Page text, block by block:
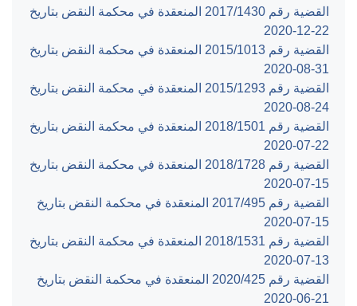
القضية رقم ‎1430‏/‎2017‏ المنعقدة في محكمة النقض بتاريخ
‎2020-12-22‏
القضية رقم ‎1013‏/‎2015‏ المنعقدة في محكمة النقض بتاريخ
‎2020-08-31‏
القضية رقم ‎1293‏/‎2015‏ المنعقدة في محكمة النقض بتاريخ
‎2020-08-24‏
القضية رقم ‎1501‏/‎2018‏ المنعقدة في محكمة النقض بتاريخ
‎2020-07-22‏
القضية رقم ‎1728‏/‎2018‏ المنعقدة في محكمة النقض بتاريخ
‎2020-07-15‏
القضية رقم ‎495‏/‎2017‏ المنعقدة في محكمة النقض بتاريخ
‎2020-07-15‏
القضية رقم ‎1531‏/‎2018‏ المنعقدة في محكمة النقض بتاريخ
‎2020-07-13‏
القضية رقم ‎425‏/‎2020‏ المنعقدة في محكمة النقض بتاريخ
‎2020-06-21‏